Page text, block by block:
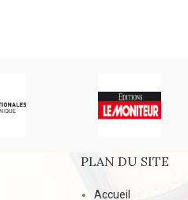
PLAN DU SITE
Accueil